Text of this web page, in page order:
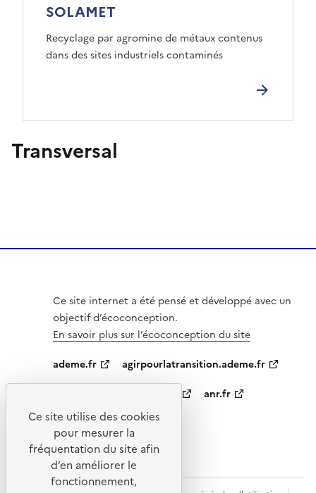
SOLAMET
Recyclage par agromine de métaux contenus
dans des sites industriels contaminés
Transversal
Ce site internet a été pensé et développé avec un
objectif d’écoconception.
En savoir plus sur l’écoconception du site
ademe.fr
agirpourlatransition.ademe.fr
anr.fr
data.gouv.fr
Ce site utilise des cookies
pour mesurer la
fréquentation du site afin
d’en améliorer le
fonctionnement,